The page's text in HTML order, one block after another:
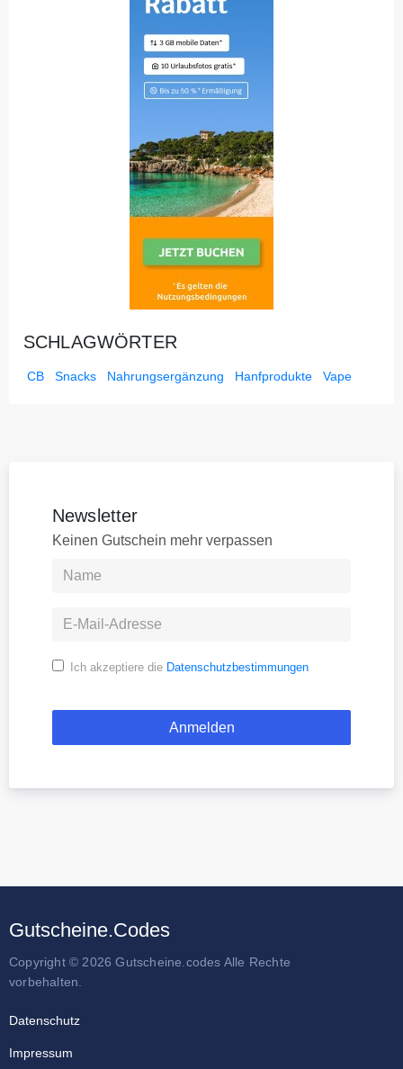
SCHLAGWÖRTER
CB Snacks Nahrungsergänzung Hanfprodukte Vape
Newsletter
Keinen Gutschein mehr verpassen
Ich akzeptiere die Datenschutzbestimmungen
Gutscheine.Codes
Copyright © 2026 Gutscheine.codes Alle Rechte
vorbehalten.
Datenschutz
Impressum